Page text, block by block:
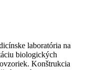
laboratória na
biologických
Konštrukcia